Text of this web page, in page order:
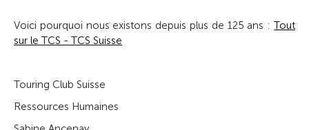
Voici pourquoi nous existons depuis plus de 125 ans : Tout
sur le TCS - TCS Suisse
Touring Club Suisse
Ressources Humaines